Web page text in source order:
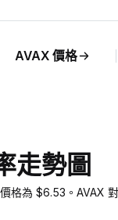
AVAX 價格
走勢圖
格為 $6.53。AVAX